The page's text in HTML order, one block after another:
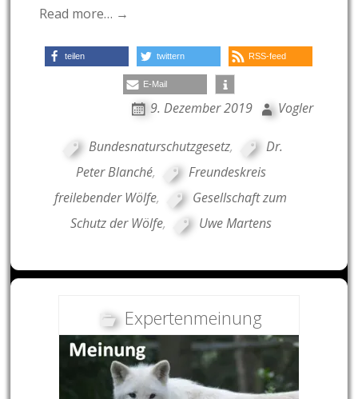
Read more… →
teilen twittern RSS-feed
E-Mail
9. Dezember 2019 Vogler
Bundesnaturschutzgesetz,
Dr.
Peter Blanché,
Freundeskreis
freilebender Wölfe,
Gesellschaft zum
Schutz der Wölfe, Uwe Martens
Expertenmeinung